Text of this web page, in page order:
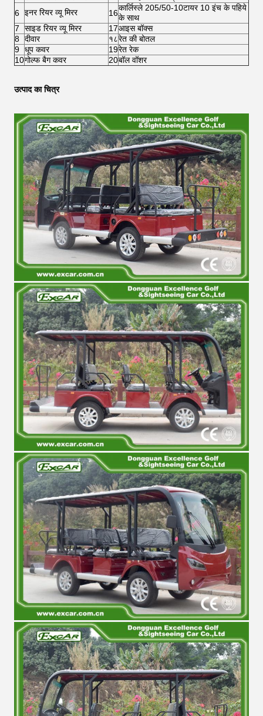
6 इनर रियर व्यू मिरर 16
कार्लिस्ले 205/50-10टायर 10 इंच के पहिये
के साथ
7
साइड रियर व्यू मिरर 17आइस बॉक्स
8 दीवार १८रेत की बोतल
9 धूप कवर 19रेत रेक
10गोल्फ बैग कवर 20बॉल वॉशर
उत्पाद का चित्र